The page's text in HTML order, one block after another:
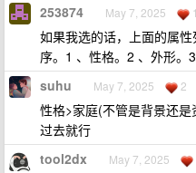
253874 May 7, 2025 1
如果我选的话，上面的属
序。1 、性格。2 、外形。
suhu May 7, 2025 2
性格>家庭(不管是背景还
过去就行
tool2dx May 7, 2025